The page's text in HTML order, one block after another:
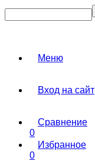
Меню
Вход на сайт
Сравнение
0
Избранное
0